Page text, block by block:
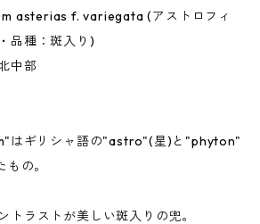
asterias f. variegata (アストロフィ
品種：斑入り)
中部
はギリシャ語の"astro"(星)と"phyton"
の。
トラストが美しい斑入りの兜。